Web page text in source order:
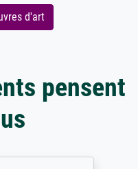
d'art
pensent